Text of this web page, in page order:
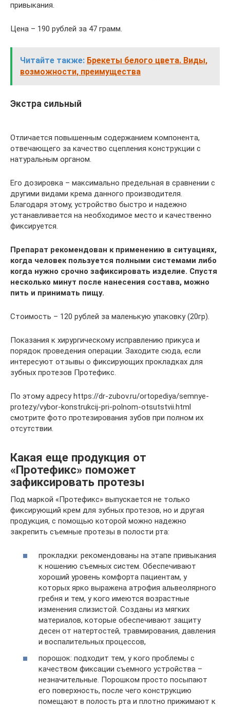
привыкания.
Цена – 190 рублей за 47 грамм.
Читайте также: Брекеты белого цвета. Виды,
возможности, преимущества
Экстра сильный
Отличается повышенным содержанием компонента,
отвечающего за качество сцепления конструкции с
натуральным органом.
Его дозировка – максимально предельная в сравнении с
другими видами крема данного производителя.
Благодаря этому, устройство быстро и надежно
устанавливается на необходимое место и качественно
фиксируется.
Препарат рекомендован к применению в ситуациях,
когда человек пользуется полными системами либо
когда нужно срочно зафиксировать изделие. Спустя
несколько минут после нанесения состава, можно
пить и принимать пищу.
Стоимость – 120 рублей за маленькую упаковку (20гр).
Показания к хирургическому исправлению прикуса и
порядок проведения операции. Заходите сюда, если
интересуют отзывы о фиксирующих прокладках для
зубных протезов Протефикс.
По этому адресу https://dr-zubov.ru/ortopediya/semnye-
protezy/vybor-konstrukcij-pri-polnom-otsutstvii.html
смотрите фото протезирования зубов при полном их
отсутствии.
Какая еще продукция от
«Протефикс» поможет
зафиксировать протезы
Под маркой «Протефикс» выпускается не только
фиксирующий крем для зубных протезов, но и другая
продукция, с помощью которой можно надежно
закрепить съемные протезы в полости рта:
прокладки: рекомендованы на этапе привыкания
к ношению съемных систем. Обеспечивают
хороший уровень комфорта пациентам, у
которых ярко выражена атрофия альвеолярного
гребня и тем, у кого имеются возрастные
изменения слизистой. Созданы из мягких
материалов, которые обеспечивают защиту
десен от натертостей, травмирования, давления
и воспалительных процессов,
порошок: подходит тем, у кого проблемы с
качеством фиксации съемного устройства –
незначительные. Порошком просто посыпают
его поверхность, после чего конструкцию
помещают в полость рта и плотно прижимают к